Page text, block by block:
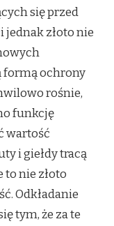
się przed
jednak złoto nie
formą ochrony
rośnie,
funkcję
wartość
i giełdy tracą
to nie złoto
Odkładanie
tym, że za te